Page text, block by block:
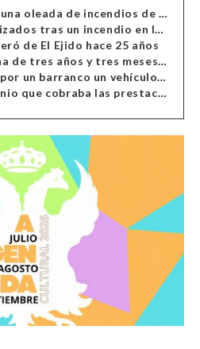
Detenido el autor de una oleada de incendios de contenedores en Almería
Madre e hijo hospitalizados tras un incendio en la cocina de una vivienda en Almería
de El Ejido hace 25 años
Confirmada la condena de tres años y tres meses al hombre de Antas acusado de xenofobia
Cinco heridos al caer por un barranco un vehículo en Alcolea
Detenido un matrimonio que cobraba las prestaciones de ilegales en Almería, Granada, Málaga, Huelva y Murcia